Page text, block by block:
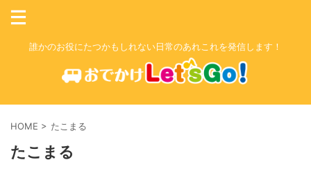
誰かのお役にたつかもしれない日常のあれこれを発信します！
HOME > たこまる
たこまる